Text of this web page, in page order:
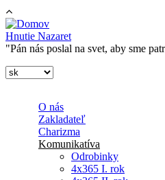
Skočiť na hlavný obsah
Hnutie Nazaret
"Pán nás poslal na svet, aby sme
O nás
Zakladateľ
Charizma
Komunikatíva
Odrobinky
4x365 I. rok